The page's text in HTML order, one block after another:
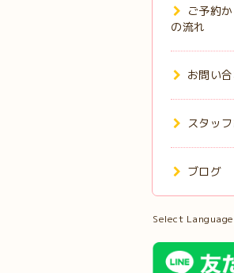
ご予約
の流れ
お問い
スタッ
ブログ
Select Language